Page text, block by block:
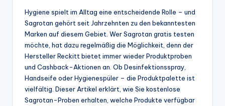
Hygiene spielt im Alltag eine entscheidende Rolle – und
Sagrotan gehört seit Jahrzehnten zu den bekanntesten
Marken auf diesem Gebiet. Wer Sagrotan gratis testen
möchte, hat dazu regelmäßig die Möglichkeit, denn der
Hersteller Reckitt bietet immer wieder Produktproben
und Cashback-Aktionen an. Ob Desinfektionsspray,
Handseife oder Hygienespüler – die Produktpalette ist
vielfältig. Dieser Artikel erklärt, wie Sie kostenlose
Sagrotan-Proben erhalten, welche Produkte verfügbar